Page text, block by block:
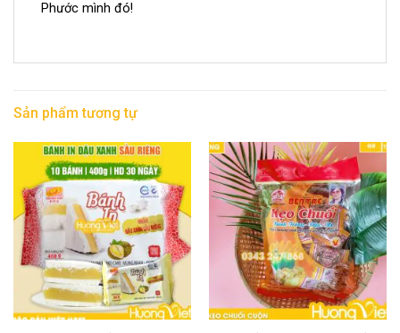
Phước mình đó!
Sản phẩm tương tự